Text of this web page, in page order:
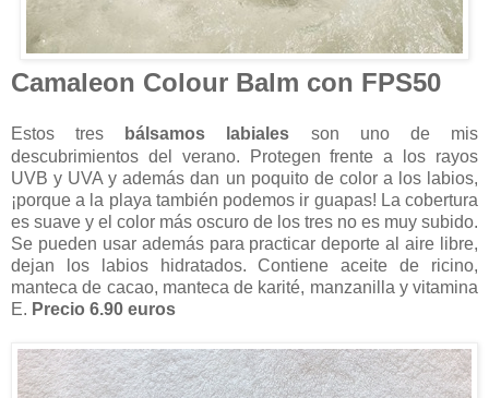
Camaleon Colour Balm con FPS50
Estos tres bálsamos labiales
son uno de mis
descubrimientos del verano. Protegen frente a los rayos
UVB y UVA y además dan un poquito de color a los labios,
¡porque a la playa también podemos ir guapas! La cobertura
es suave y el color más oscuro de los tres no es muy subido.
Se pueden usar además para practicar deporte al aire libre,
dejan los labios hidratados. Contiene aceite de ricino,
manteca de cacao, manteca de karité, manzanilla y vitamina
E. Precio 6.90 euros